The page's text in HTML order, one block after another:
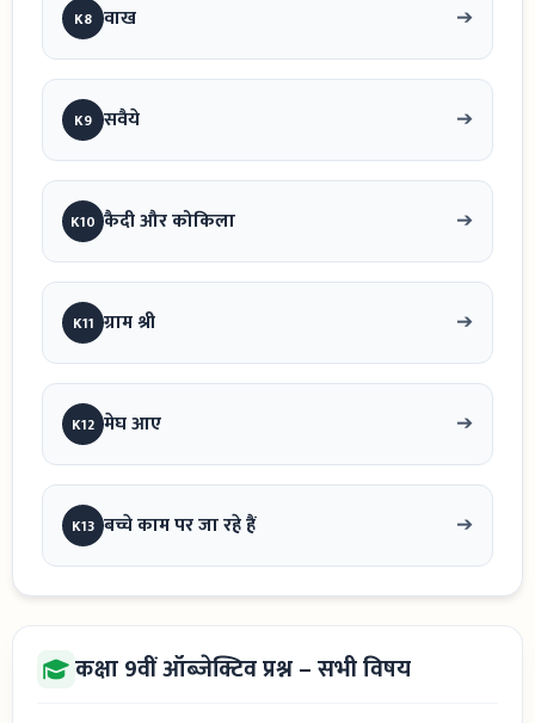
K8 वाख ➔
K9 सवैये ➔
K10 कैदी और कोकिला ➔
K11 ग्राम श्री ➔
K12 मेघ आए ➔
K13 बच्चे काम पर जा रहे हैं ➔
कक्षा 9वीं ऑब्जेक्टिव प्रश्न – सभी विषय